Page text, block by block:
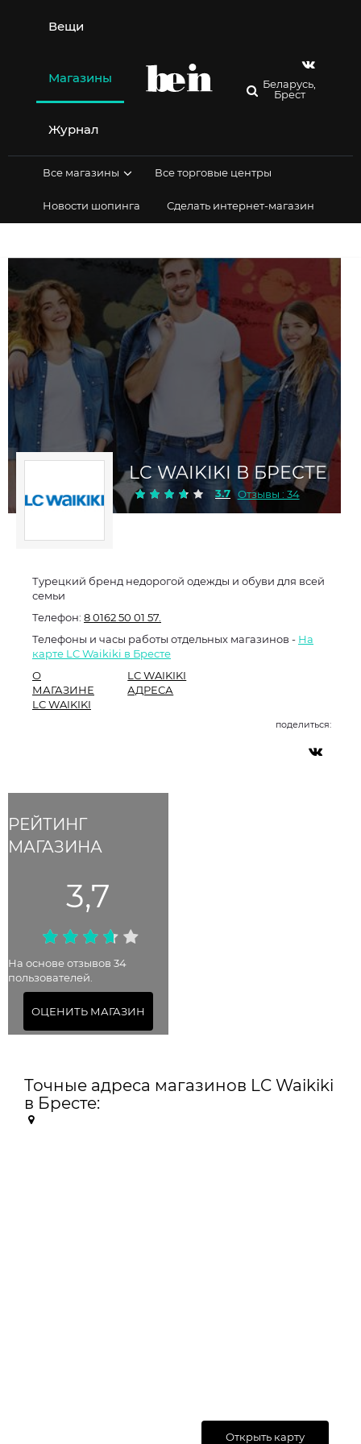
содержимому
Вещи
Магазины
Журнал
Беларусь,
Брест
Все магазины Все торговые центры
Новости шопинга Сделать интернет-магазин
LC WAIKIKI В БРЕСТЕ
3.7 Отзывы : 34
РЕЙТИНГ
МАГАЗИНА
3,7
На основе отзывов 34
пользователей.
ОЦЕНИТЬ МАГАЗИН
Турецкий бренд недорогой одежды и обуви для всей
семьи
Телефон: 8 0162 50 01 57.
Телефоны и часы работы отдельных магазинов - На
карте LC Waikiki в Бресте
О
МАГАЗИНЕ
LC WAIKIKI
LC WAIKIKI
АДРЕСА
поделиться:
Точные адреса магазинов LC Waikiki
в Бресте:
Открыть карту